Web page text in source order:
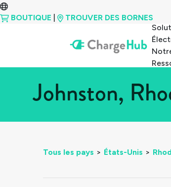
BOUTIQUE
TROUVER DES BORNES
Johnston,
Tous les pays > États-Unis >